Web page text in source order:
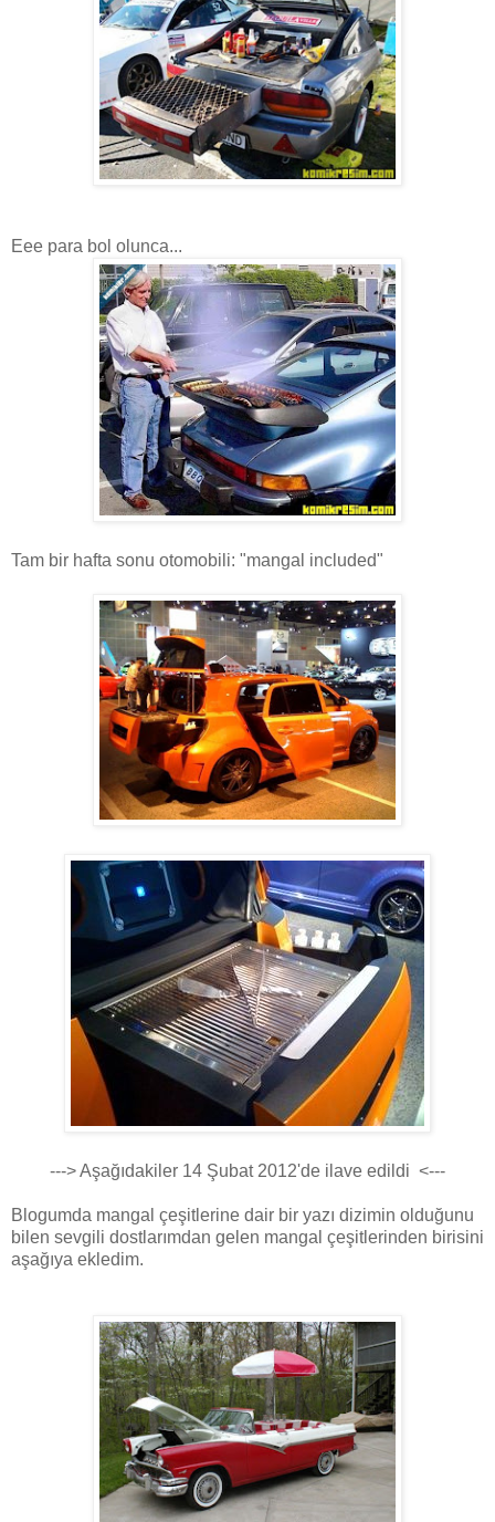
Eee para bol olunca...
Tam bir hafta sonu otomobili: "mangal included"
---> Aşağıdakiler 14 Şubat 2012'de ilave edildi <---
Blogumda mangal çeşitlerine dair bir yazı dizimin olduğunu
bilen sevgili dostlarımdan gelen mangal çeşitlerinden birisini
aşağıya ekledim.